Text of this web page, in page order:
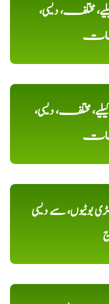
مختلف، دیسی،
مختلف، دیسی،
بوٹیوں، سے دیسی